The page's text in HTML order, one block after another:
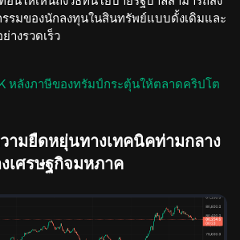
รมของนักลงทุนในสินทรัพย์แบบดั้งเดิมและ
างรวดเร็ว
หลังภาษีของทรัมป์กระตุ้นให้ตลาดคริปโต
ามยืดหยุ่นทางเทคนิคท่ามกลาง
เศรษฐกิจมหภาค